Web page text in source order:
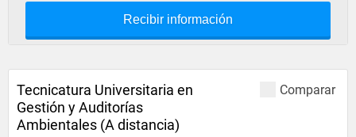
Recibir información
Comparar
Tecnicatura Universitaria en
Gestión y Auditorías
Ambientales (A distancia)